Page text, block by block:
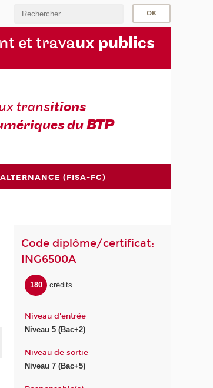
et travaux publics
transitions
duBTP
ALTERNANCE (FISA-FC)
Code diplôme/certificat:
ING6500A
180 crédits
Niveau d'entrée
Niveau 5 (Bac+2)
Niveau de sortie
Niveau 7 (Bac+5)